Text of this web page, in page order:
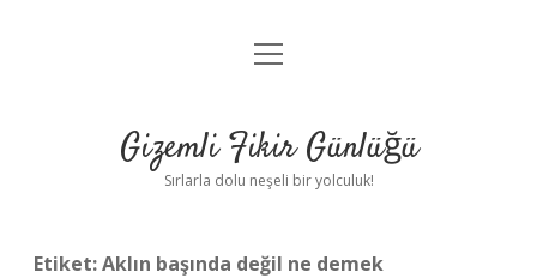
Anasayfa
Yasal Uyarı
menüyü
Gizemli Fikir Günlüğü
Sırlarla dolu neşeli bir yolculuk!
Etiket:Aklın başında değil ne demek